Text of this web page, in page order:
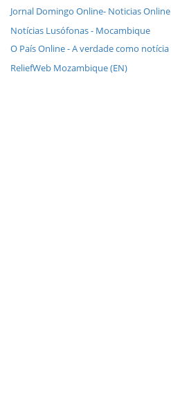
Jornal Domingo Online- Noticias Online
Notícias Lusófonas - Mocambique
O País Online - A verdade como notícia
ReliefWeb Mozambique (EN)